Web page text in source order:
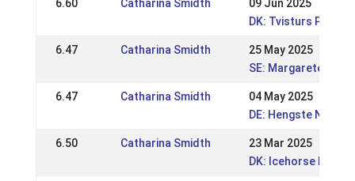
6.60 Catharina Smidth
09 Jun 2025
DK: Tvisturs
6.47 Catharina Smidth
25 May 2025
SE: Margaretehof
6.47 Catharina Smidth
04 May 2025
DE: Hengste Nord
6.50 Catharina Smidth
23 Mar 2025
DK: Icehorse